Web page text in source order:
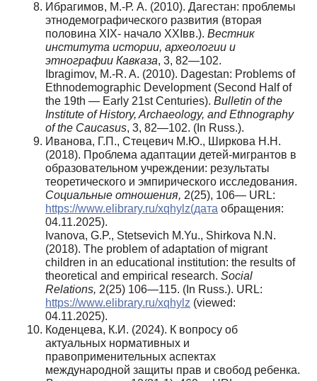
Ибрагимов, М.-Р. А. (2010). Дагестан: проблемы
этнодемографического развития (вторая
половина XIX- начало XXIвв.). Вестник
института истории, археологии и
этнографии Кавказа, 3, 82—102.
Ibragimov, M.-R. A. (2010). Dagestan: Problems of
Ethnodemographic Development (Second Half of
the 19th — Early 21st Centuries). Bulletin of the
Institute of History, Archaeology, and Ethnography
of the Caucasus, 3, 82—102. (In Russ.).
Иванова, Г.П., Стецевич М.Ю., Ширкова Н.Н.
(2018). Проблема адаптации детей-мигрантов в
образовательном учреждении: результаты
теоретического и эмпирического исследования.
Социальные отношения, 2(25), 106— URL:
https://www.elibrary.ru/xqhylz(дата обращения:
04.11.2025).
Ivanova, G.P., Stetsevich M.Yu., Shirkova N.N.
(2018). The problem of adaptation of migrant
children in an educational institution: the results of
theoretical and empirical research. Social
Relations, 2(25) 106—115. (In Russ.). URL:
https://www.elibrary.ru/xqhylz (viewed:
04.11.2025).
Коденцева, К.И. (2024). К вопросу об
актуальных нормативных и
правоприменительных аспектах
международной защиты прав и свобод ребенка.